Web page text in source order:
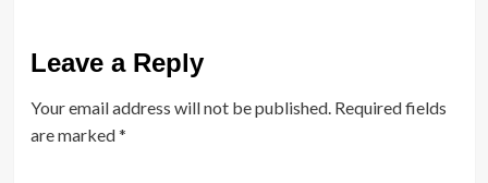
Leave a Reply
Your email address will not be published. Required fields
are marked*